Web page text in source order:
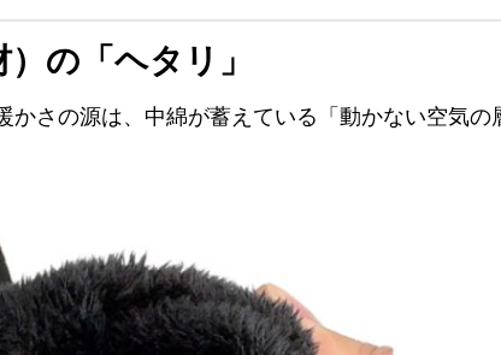
の「ヘタリ」
かさの源は、中綿が蓄えている「動かない空気の